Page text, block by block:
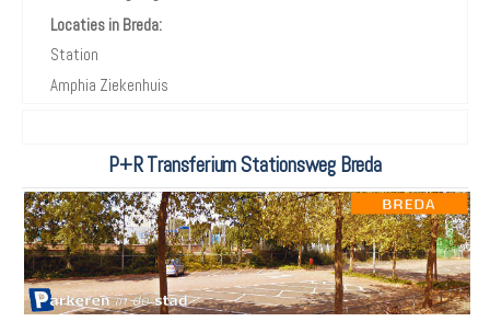
Locaties in Breda:
Station
Amphia Ziekenhuis
P+R Transferium Stationsweg Breda